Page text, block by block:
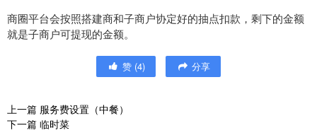
商圈平台会按照搭建商和子商户协定好的抽点扣款，剩下的金额
就是子商户可提现的金额。
赞 (4) 分享
上一篇 服务费设置（中餐）
下一篇 临时菜